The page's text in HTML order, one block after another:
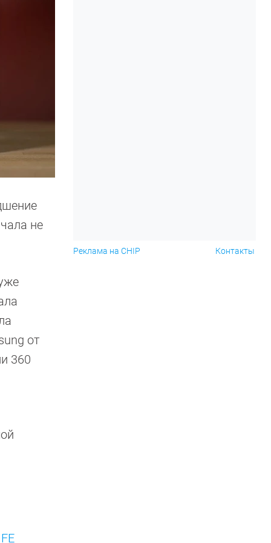
не
от
360
Реклама на CHIP Контакты